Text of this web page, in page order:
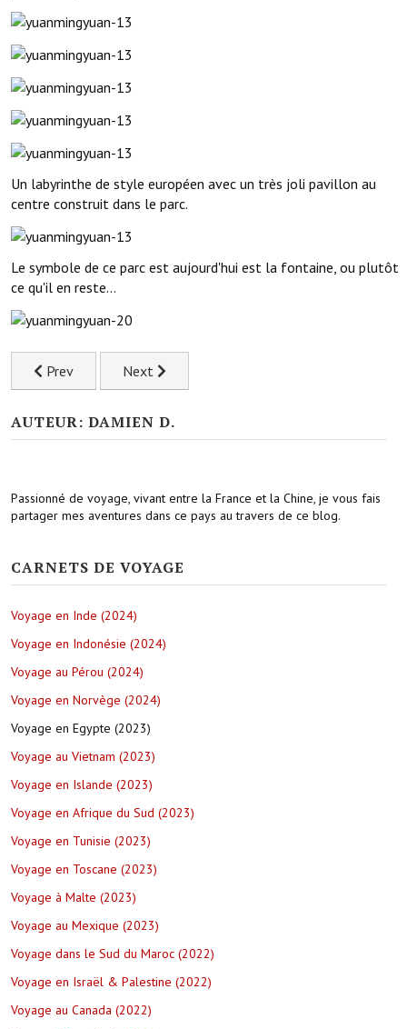
Un labyrinthe de style européen avec un très joli pavillon au
centre construit dans le parc.
Le symbole de ce parc est aujourd'hui est la fontaine, ou plutôt
ce qu'il en reste...
Previous article: Balade dans les champs de thé de Longjing
Prev Next article: Aperçu de Shiyan centre
Next
AUTEUR: DAMIEN D.
Passionné de voyage, vivant entre la France et la Chine, je vous fais
partager mes aventures dans ce pays au travers de ce blog.
CARNETS DE VOYAGE
Voyage en Inde (2024)
Voyage en Indonésie (2024)
Voyage au Pérou (2024)
Voyage en Norvège (2024)
Voyage en Egypte (2023)
Voyage au Vietnam (2023)
Voyage en Islande (2023)
Voyage en Afrique du Sud (2023)
Voyage en Tunisie (2023)
Voyage en Toscane (2023)
Voyage à Malte (2023)
Voyage au Mexique (2023)
Voyage dans le Sud du Maroc (2022)
Voyage en Israël & Palestine (2022)
Voyage au Canada (2022)